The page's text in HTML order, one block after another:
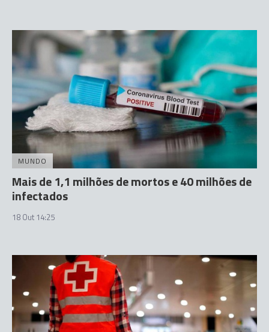
MUNDO
Mais de 1,1 milhões de mortos e 40 milhões de
infectados
18 Out 14:25